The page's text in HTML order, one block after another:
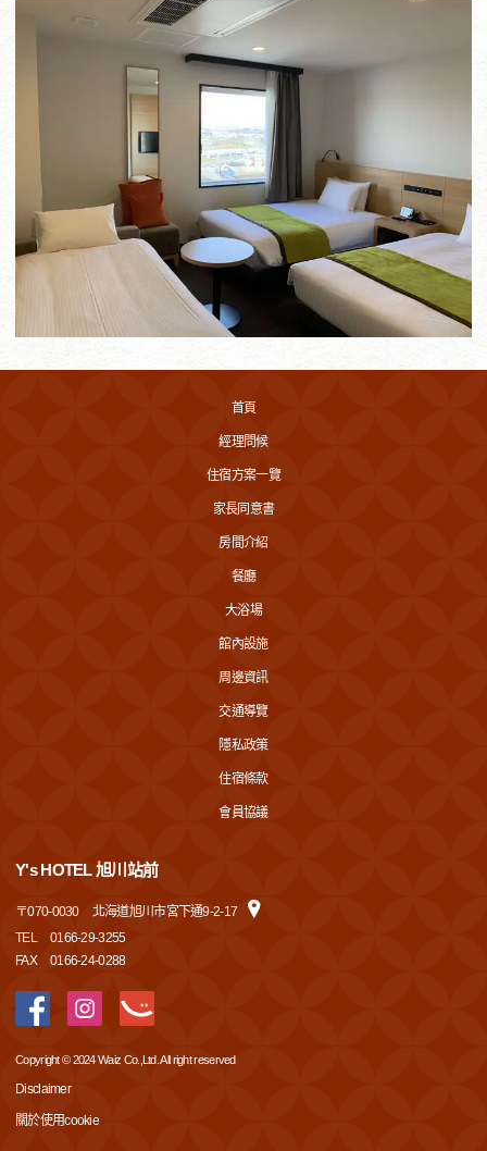
首頁
經理問候
住宿方案一覽
家長同意書
房間介紹
餐廳
大浴場
館內設施
周邊資訊
交通導覽
隱私政策
住宿條款
會員協議
Y's HOTEL 旭川站前
〒070-0030
北海道旭川市宮下通9-2-17
TEL
0166-29-3255
FAX
0166-24-0288
Copyright © 2024 Waiz Co.,Ltd. All right reserved
Disclaimer
關於使用cookie